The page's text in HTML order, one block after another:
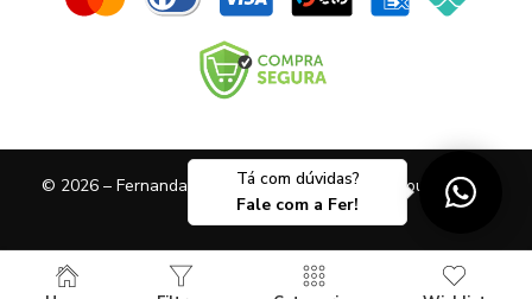
© 2026 – Fernanda Borges Ferreira Lopes / Ferboutik | CNPJ
43901018000177
Tá com dúvidas?
Fale com a Fer!